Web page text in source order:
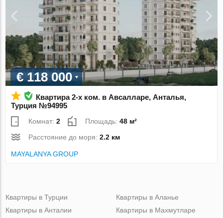
€ 118 000
Квартира 2-х ком. в Авсалларе, Анталья,
Турция №94995
Комнат:2 Площадь:48 м²
Расстояние до моря:2.2 км
MAYALANYA GROUP
Квартиры в Турции
Квартиры в Анталии
Квартиры в Аланье
Квартиры в Махмутларе